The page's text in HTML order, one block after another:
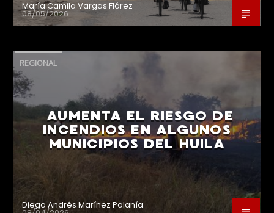
María Camila Vargas Flórez
08/05/2026
REGIONAL
AUMENTA EL RIESGO DE
INCENDIOS EN ALGUNOS
MUNICIPIOS DEL HUILA
Diego Andrés Marínez Polanía